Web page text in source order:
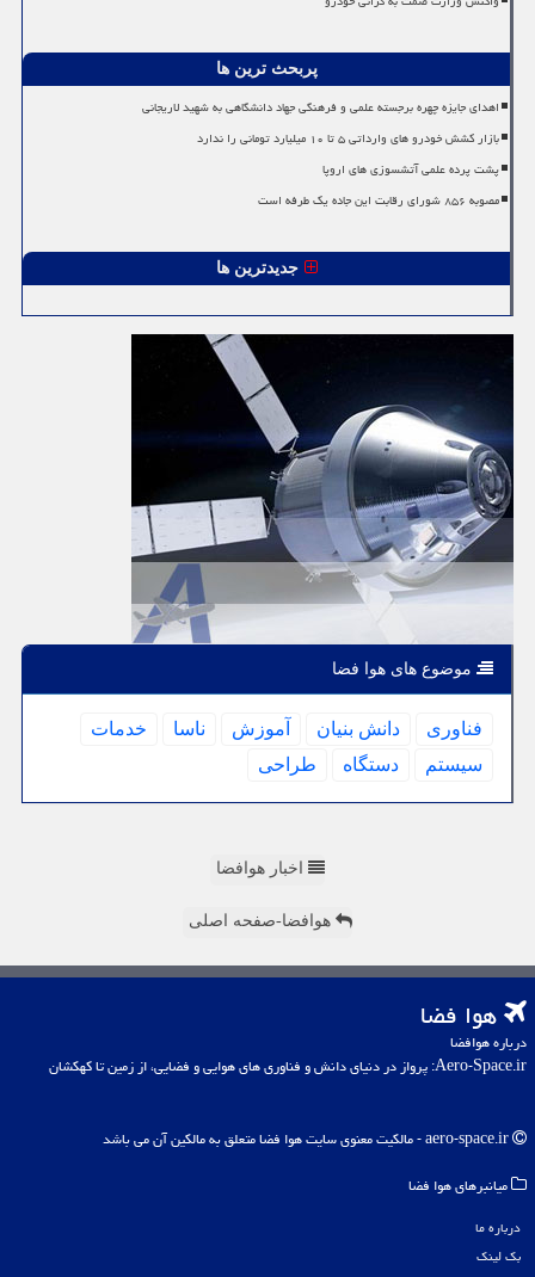
پربحث ترین ها
اهدای جایزه چهره برجسته علمی و فرهنگی جهاد دانشگاهی به شهید لاریجانی
بازار کشش خودرو های وارداتی ۵ تا ۱۰ میلیارد تومانی را ندارد
پشت پرده علمی آتشسوزی های اروپا
مصوبه ۸۵۶ شورای رقابت این جاده یک طرفه است
جدیدترین ها
موضوع های هوا فضا
فناوری دانش بنیان آموزش ناسا
خدمات
سیستم
دستگاه طراحی
اخبار هوافضا
هوافضا-صفحه اصلی
هوا فضا
درباره هوافضا
Aero-Space.ir: پرواز در دنیای دانش و فناوری های هوایی و فضایی، از زمین تا کهکشان
میانبرهای هوا فضا
درباره ما
بک لینک